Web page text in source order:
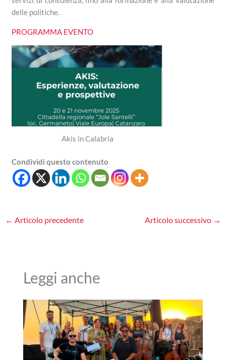
delle politiche.
PROGRAMMA EVENTO
Akis in Calabria
Condividi questo contenuto
← Articolo precedente Articolo successivo →
Leggi anche